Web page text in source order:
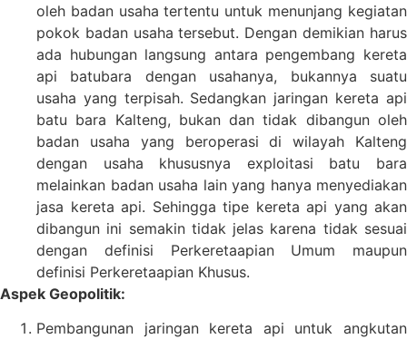
oleh badan usaha tertentu untuk menunjang kegiatan
pokok badan usaha tersebut. Dengan demikian harus
ada hubungan langsung antara pengembang kereta
api batubara dengan usahanya, bukannya suatu
usaha yang terpisah. Sedangkan jaringan kereta api
batu bara Kalteng, bukan dan tidak dibangun oleh
badan usaha yang beroperasi di wilayah Kalteng
dengan usaha khususnya exploitasi batu bara
melainkan badan usaha lain yang hanya menyediakan
jasa kereta api. Sehingga tipe kereta api yang akan
dibangun ini semakin tidak jelas karena tidak sesuai
dengan definisi Perkeretaapian Umum maupun
definisi Perkeretaapian Khusus.
Aspek Geopolitik:
Pembangunan jaringan kereta api untuk angkutan